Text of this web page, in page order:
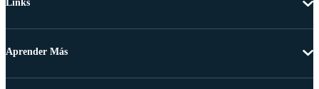
Links
Aprender Más